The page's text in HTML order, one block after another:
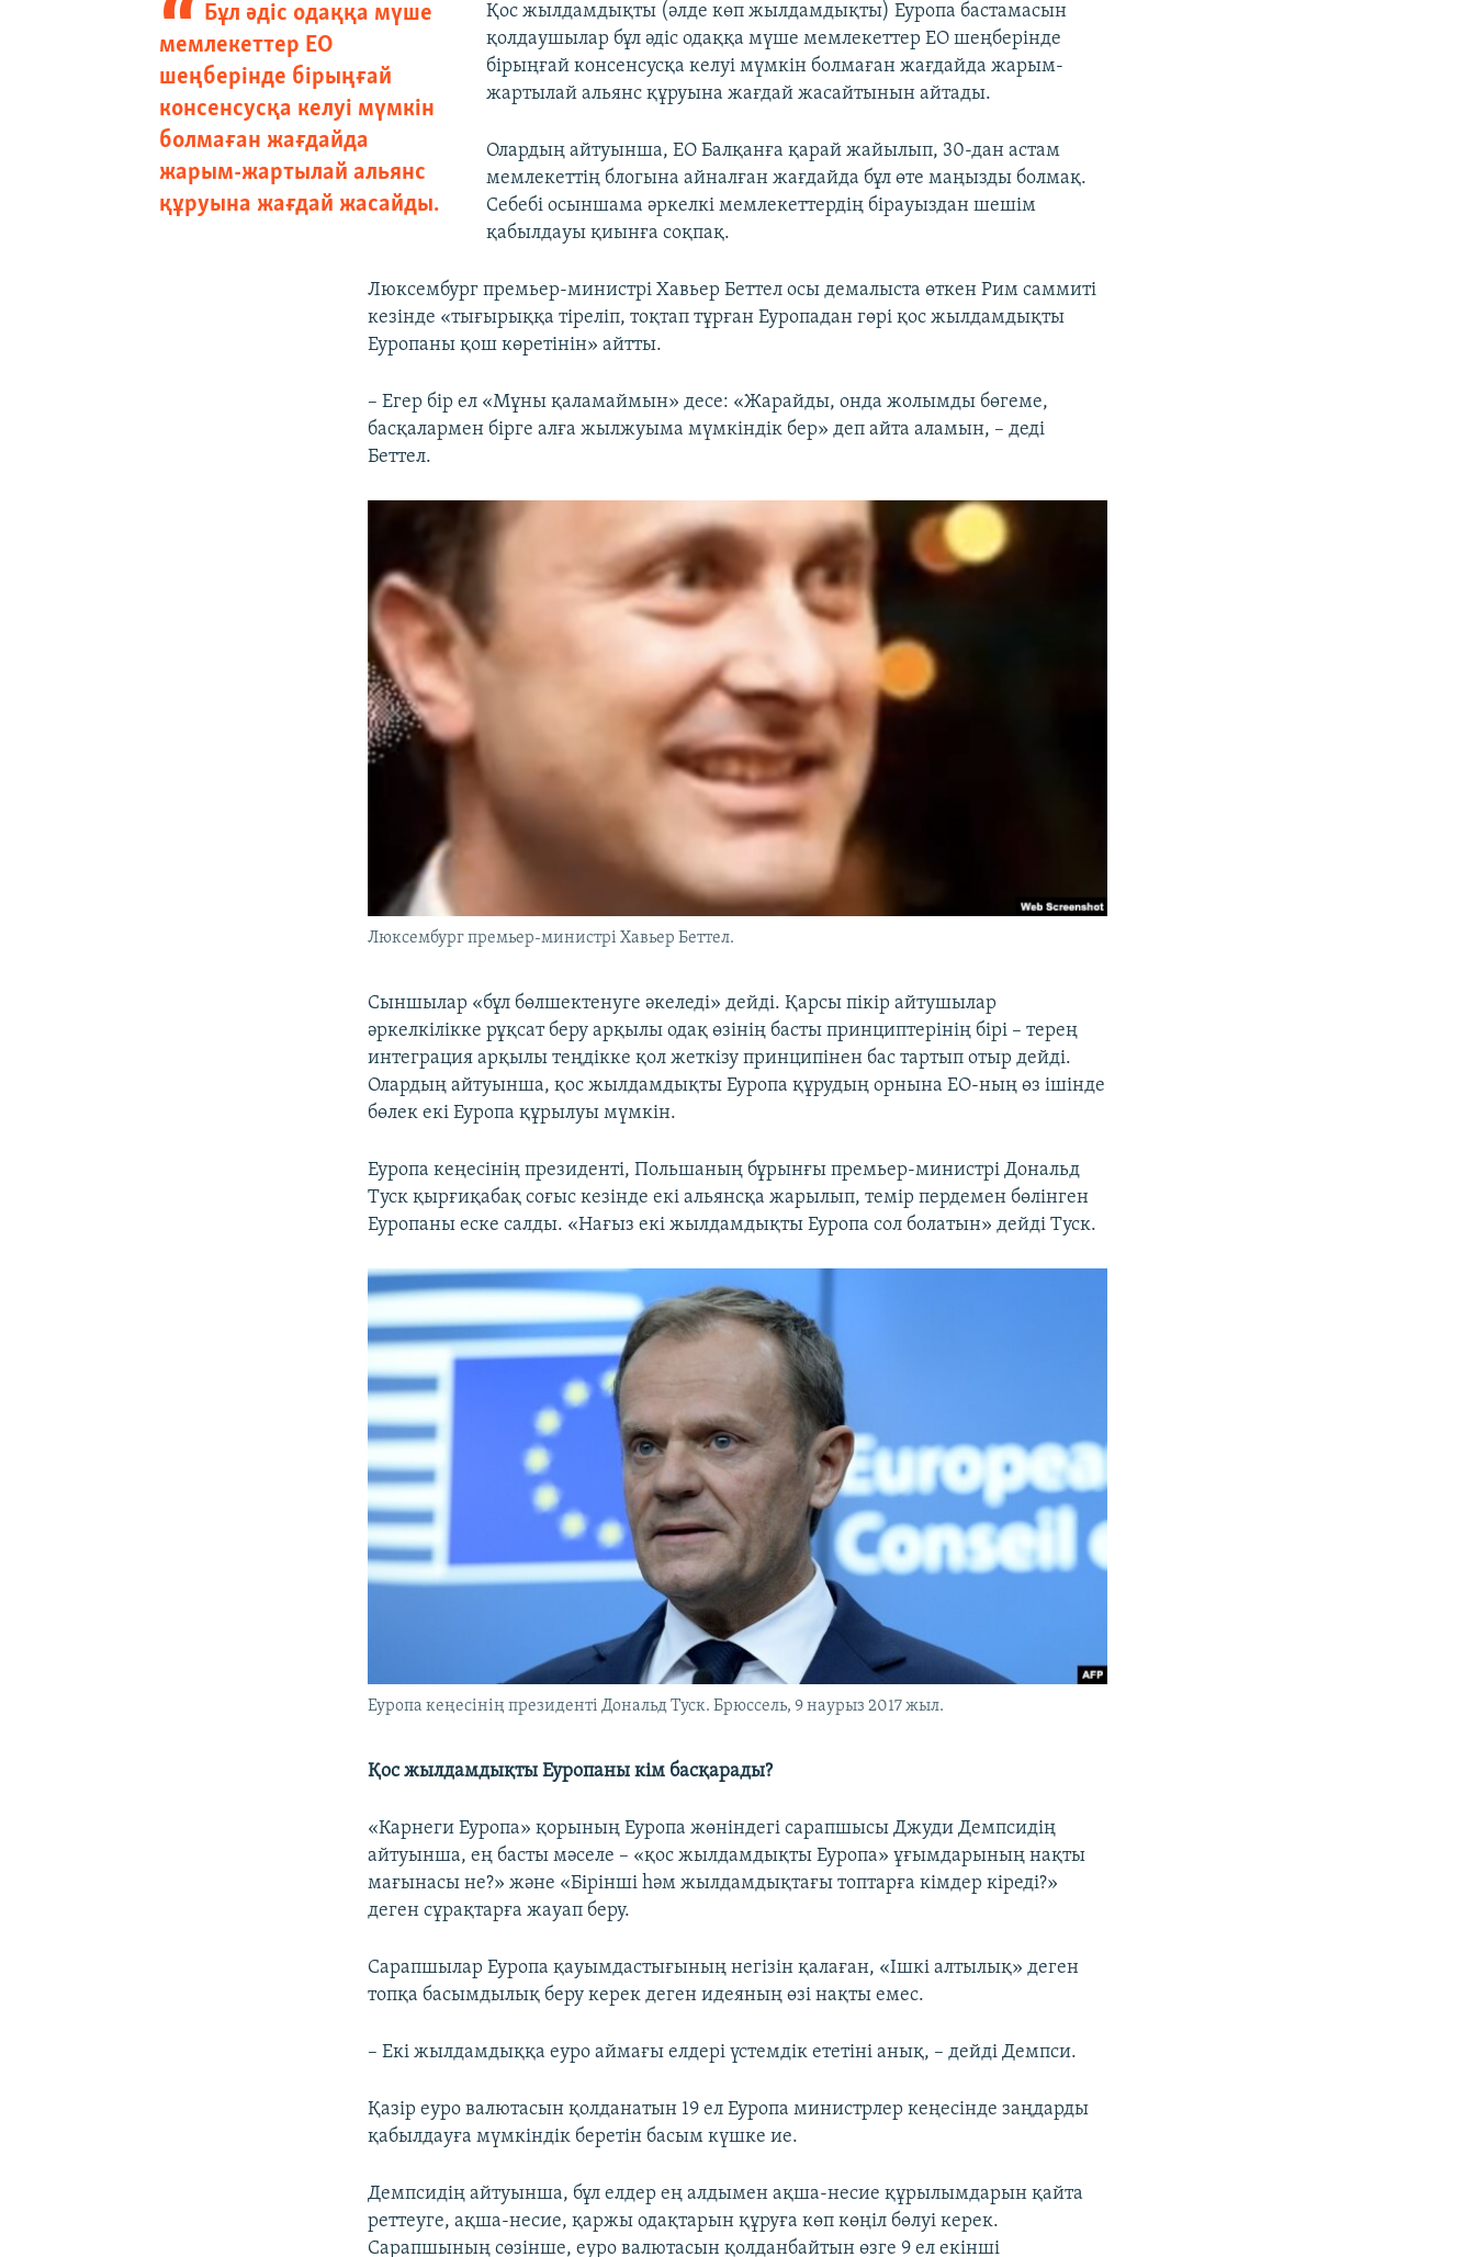
Бұл әдіс одаққа мүше
мемлекеттер ЕО
шеңберінде бірыңғай
консенсусқа келуі мүмкін
болмаған жағдайда
жарым-жартылай альянс
құруына жағдай жасайды.
Қос жылдамдықты (әлде көп жылдамдықты) Еуропа бастамасын
қолдаушылар бұл әдіс одаққа мүше мемлекеттер ЕО шеңберінде
бірыңғай консенсусқа келуі мүмкін болмаған жағдайда жарым-
жартылай альянс құруына жағдай жасайтынын айтады.
Олардың айтуынша, ЕО Балқанға қарай жайылып, 30-дан астам
мемлекеттің блогына айналған жағдайда бұл өте маңызды болмақ.
Себебі осыншама әркелкі мемлекеттердің бірауыздан шешім
қабылдауы қиынға соқпақ.
Люксембург премьер-министрі Хавьер Беттел осы демалыста өткен Рим саммиті
кезінде «тығырыққа тіреліп, тоқтап тұрған Еуропадан гөрі қос жылдамдықты
Еуропаны қош көретінін» айтты.
– Егер бір ел «Мұны қаламаймын» десе: «Жарайды, онда жолымды бөгеме,
басқалармен бірге алға жылжуыма мүмкіндік бер» деп айта аламын, – деді
Беттел.
Люксембург премьер-министрі Хавьер Беттел.
Сыншылар «бұл бөлшектенуге әкеледі» дейді. Қарсы пікір айтушылар
әркелкілікке рұқсат беру арқылы одақ өзінің басты принциптерінің бірі – терең
интеграция арқылы теңдікке қол жеткізу принципінен бас тартып отыр дейді.
Олардың айтуынша, қос жылдамдықты Еуропа құрудың орнына ЕО-ның өз ішінде
бөлек екі Еуропа құрылуы мүмкін.
Еуропа кеңесінің президенті, Польшаның бұрынғы премьер-министрі Дональд
Туск қырғиқабақ соғыс кезінде екі альянсқа жарылып, темір пердемен бөлінген
Еуропаны еске салды. «Нағыз екі жылдамдықты Еуропа сол болатын» дейді Туск.
Еуропа кеңесінің президенті Дональд Туск. Брюссель, 9 наурыз 2017 жыл.
Қос жылдамдықты Еуропаны кім басқарады?
«Карнеги Еуропа» қорының Еуропа жөніндегі сарапшысы Джуди Демпсидің
айтуынша, ең басты мәселе – «қос жылдамдықты Еуропа» ұғымдарының нақты
мағынасы не?» және «Бірінші һәм жылдамдықтағы топтарға кімдер кіреді?»
деген сұрақтарға жауап беру.
Сарапшылар Еуропа қауымдастығының негізін қалаған, «Ішкі алтылық» деген
топқа басымдылық беру керек деген идеяның өзі нақты емес.
– Екі жылдамдыққа еуро аймағы елдері үстемдік ететіні анық, – дейді Демпси.
Қазір еуро валютасын қолданатын 19 ел Еуропа министрлер кеңесінде заңдарды
қабылдауға мүмкіндік беретін басым күшке ие.
Демпсидің айтуынша, бұл елдер ең алдымен ақша-несие құрылымдарын қайта
реттеуге, ақша-несие, қаржы одақтарын құруға көп көңіл бөлуі керек.
Сарапшының сөзінше, еуро валютасын қолданбайтын өзге 9 ел екінші